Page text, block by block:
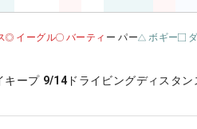
イーグル バーティ ー パー ボギー
キープ 9/14 ドライビングディスタン